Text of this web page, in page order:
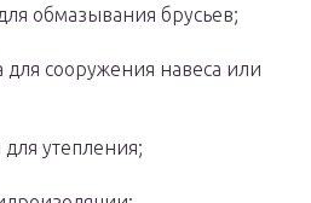
обмазывания брусьев;
сооружения навеса или
утепления;